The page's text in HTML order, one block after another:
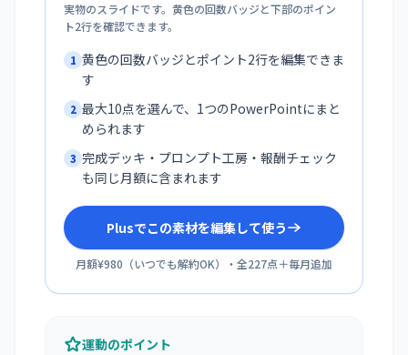
実物のスライドです。黄色の回数バッジと下部のポイン
ト2行を確認できます。
1 黄色の回数バッジとポイント2行を編集できま
す
2 最大10点を選んで、1つのPowerPointにまと
められます
3 完成デッキ・プロンプト工房・報酬チェック
も同じ月額に含まれます
Plusでこの素材を編集して使う
月額¥980 （いつでも解約OK）・全227点＋毎月追加
運動のポイント